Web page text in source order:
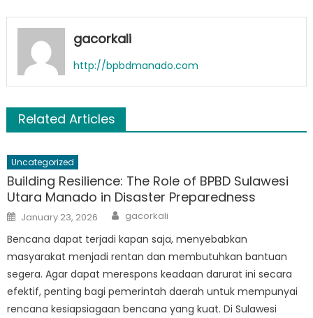
gacorkali
http://bpbdmanado.com
Related Articles
Uncategorized
Building Resilience: The Role of BPBD Sulawesi
Utara Manado in Disaster Preparedness
Posted
on
January 23, 2026 Author
gacorkali
Bencana dapat terjadi kapan saja, menyebabkan
masyarakat menjadi rentan dan membutuhkan bantuan
segera. Agar dapat merespons keadaan darurat ini secara
efektif, penting bagi pemerintah daerah untuk mempunyai
rencana kesiapsiagaan bencana yang kuat. Di Sulawesi